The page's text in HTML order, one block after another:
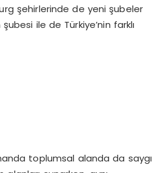
şehirlerinde de yeni şubeler
ile de Türkiye’nin farklı
toplumsal alanda da saygı